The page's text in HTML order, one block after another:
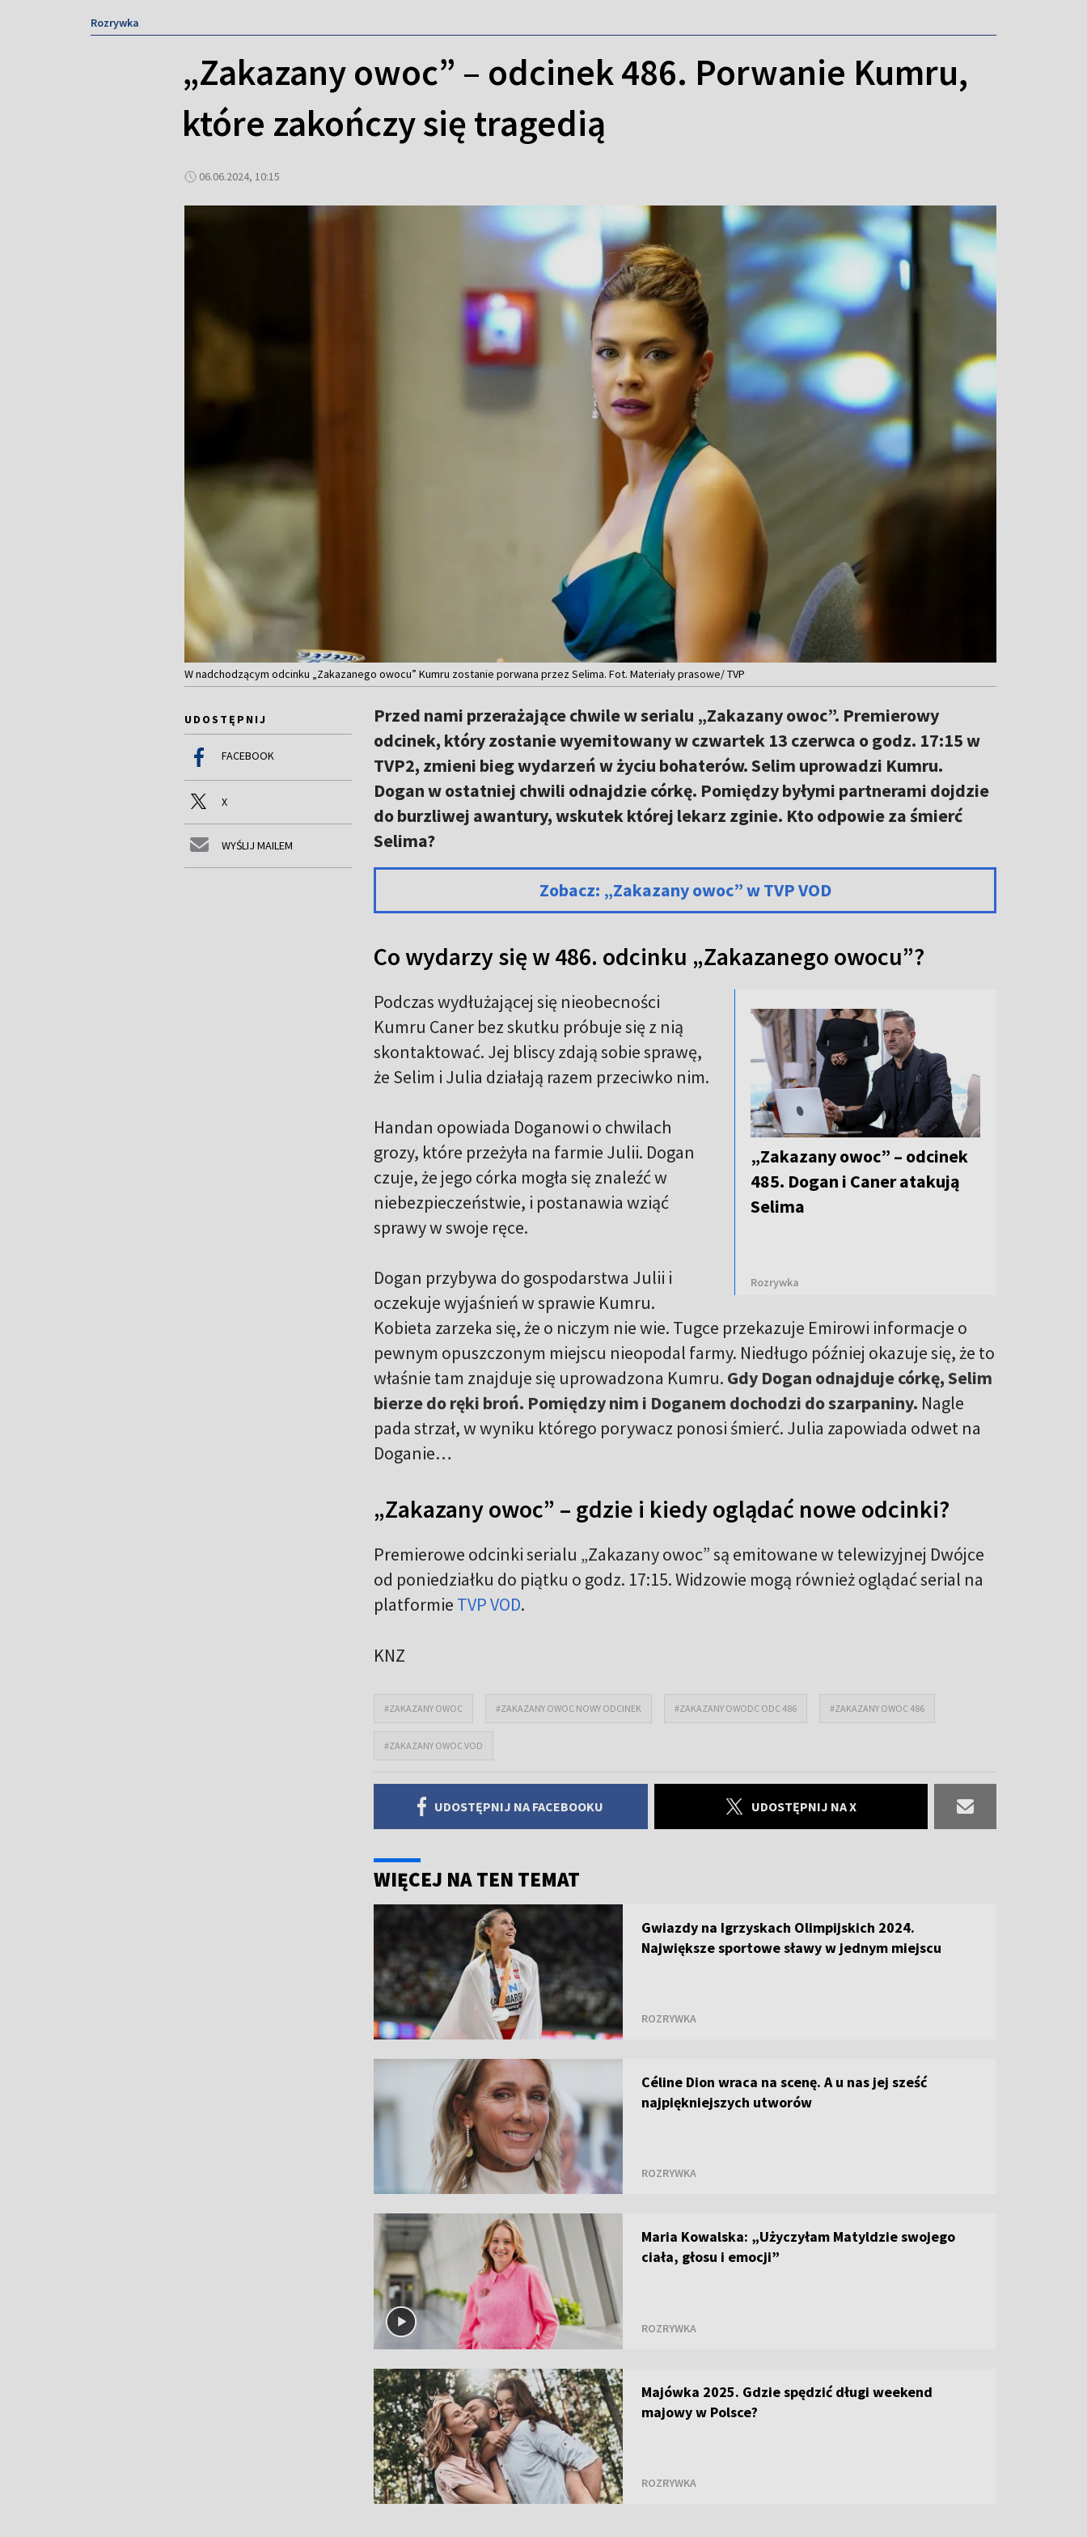
Rozrywka
„Zakazany owoc” – odcinek 486. Porwanie Kumru,
które zakończy się tragedią
06.06.2024, 10:15
W nadchodzącym odcinku „Zakazanego owocu” Kumru zostanie porwana przez Selima. Fot. Materiały prasowe/ TVP
UDOSTĘPNIJ
FACEBOOK
X
WYŚLIJ MAILEM
Przed nami przerażające chwile w serialu „Zakazany owoc”. Premierowy
odcinek, który zostanie wyemitowany w czwartek 13 czerwca o godz. 17:15 w
TVP2, zmieni bieg wydarzeń w życiu bohaterów. Selim uprowadzi Kumru.
Dogan w ostatniej chwili odnajdzie córkę. Pomiędzy byłymi partnerami dojdzie
do burzliwej awantury, wskutek której lekarz zginie. Kto odpowie za śmierć
Selima?
Zobacz: „Zakazany owoc” w TVP VOD
Co wydarzy się w 486. odcinku „Zakazanego owocu”?
„Zakazany owoc” – odcinek
485. Dogan i Caner atakują
Selima
Rozrywka
Podczas wydłużającej się nieobecności
Kumru Caner bez skutku próbuje się z nią
skontaktować. Jej bliscy zdają sobie sprawę,
że Selim i Julia działają razem przeciwko nim.
Handan opowiada Doganowi o chwilach
grozy, które przeżyła na farmie Julii. Dogan
czuje, że jego córka mogła się znaleźć w
niebezpieczeństwie, i postanawia wziąć
sprawy w swoje ręce.
Dogan przybywa do gospodarstwa Julii i
oczekuje wyjaśnień w sprawie Kumru.
Kobieta zarzeka się, że o niczym nie wie. Tugce przekazuje Emirowi informacje o
pewnym opuszczonym miejscu nieopodal farmy. Niedługo później okazuje się, że to
właśnie tam znajduje się uprowadzona Kumru. Gdy Dogan odnajduje córkę, Selim
bierze do ręki broń. Pomiędzy nim i Doganem dochodzi do szarpaniny. Nagle
pada strzał, w wyniku którego porywacz ponosi śmierć. Julia zapowiada odwet na
Doganie…
„Zakazany owoc” – gdzie i kiedy oglądać nowe odcinki?
Premierowe odcinki serialu „Zakazany owoc” są emitowane w telewizyjnej Dwójce
od poniedziałku do piątku o godz. 17:15. Widzowie mogą również oglądać serial na
platformie TVP VOD.
KNZ
#ZAKAZANY OWOC #ZAKAZANY OWOC NOWY ODCINEK #ZAKAZANY OWODC ODC 486 #ZAKAZANY OWOC 486
#ZAKAZANY OWOC VOD
UDOSTĘPNIJ NA FACEBOOKU UDOSTĘPNIJ NA X
WIĘCEJ NA TEN TEMAT
Gwiazdy na Igrzyskach Olimpijskich 2024.
Największe sportowe sławy w jednym miejscu
ROZRYWKA
Céline Dion wraca na scenę. A u nas jej sześć
najpiękniejszych utworów
ROZRYWKA
Maria Kowalska: „Użyczyłam Matyldzie swojego
ciała, głosu i emocji”
ROZRYWKA
Majówka 2025. Gdzie spędzić długi weekend
majowy w Polsce?
ROZRYWKA